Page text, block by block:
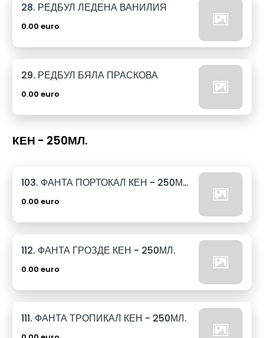
28. РЕДБУЛ ЛЕДЕНА ВАНИЛИЯ
0.00 euro
29. РЕДБУЛ БЯЛА ПРАСКОВА
0.00 euro
КЕН - 250МЛ.
103. ФАНТА ПОРТОКАЛ КЕН - 250МЛ.
0.00 euro
112. ФАНТА ГРОЗДЕ КЕН - 250МЛ.
0.00 euro
111. ФАНТА ТРОПИКАЛ КЕН - 250МЛ.